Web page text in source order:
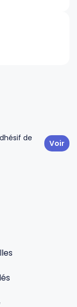
de
Voir